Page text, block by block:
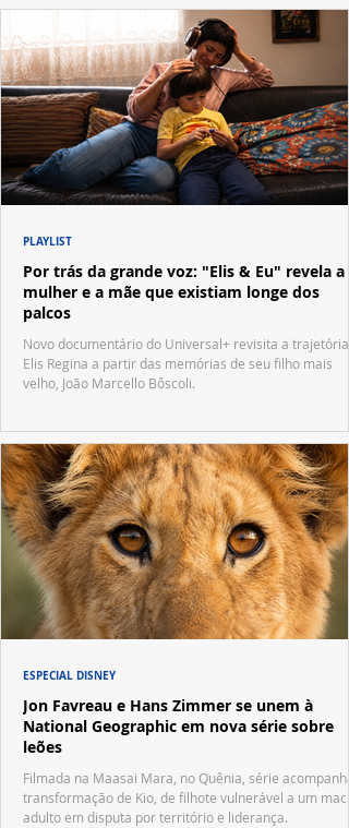
Por trás da grande voz: "Elis & Eu" revela a
mulher e a mãe que existiam longe dos
palcos
Novo documentário do Universal+ revisita a trajetória
Elis Regina a partir das memórias de seu filho mais
velho, João Marcello Bôscoli.
PLAYLIST
Jon Favreau e Hans Zimmer se unem à
National Geographic em nova série sobre
leões
Filmada na Maasai Mara, no Quênia, série acompanha
transformação de Kio, de filhote vulnerável a um
adulto em disputa por território e liderança.
ESPECIAL DISNEY